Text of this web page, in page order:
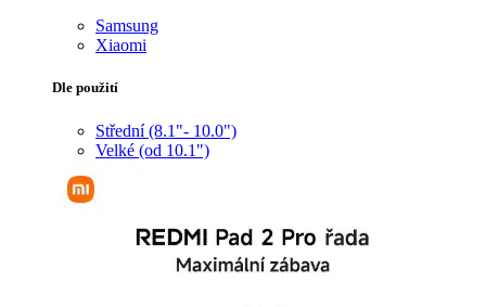
Samsung
Xiaomi
Dle použití
Střední (8.1"- 10.0")
Velké (od 10.1")